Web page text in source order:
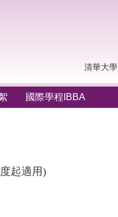
清華大學
國際學程IBBA
起適用)